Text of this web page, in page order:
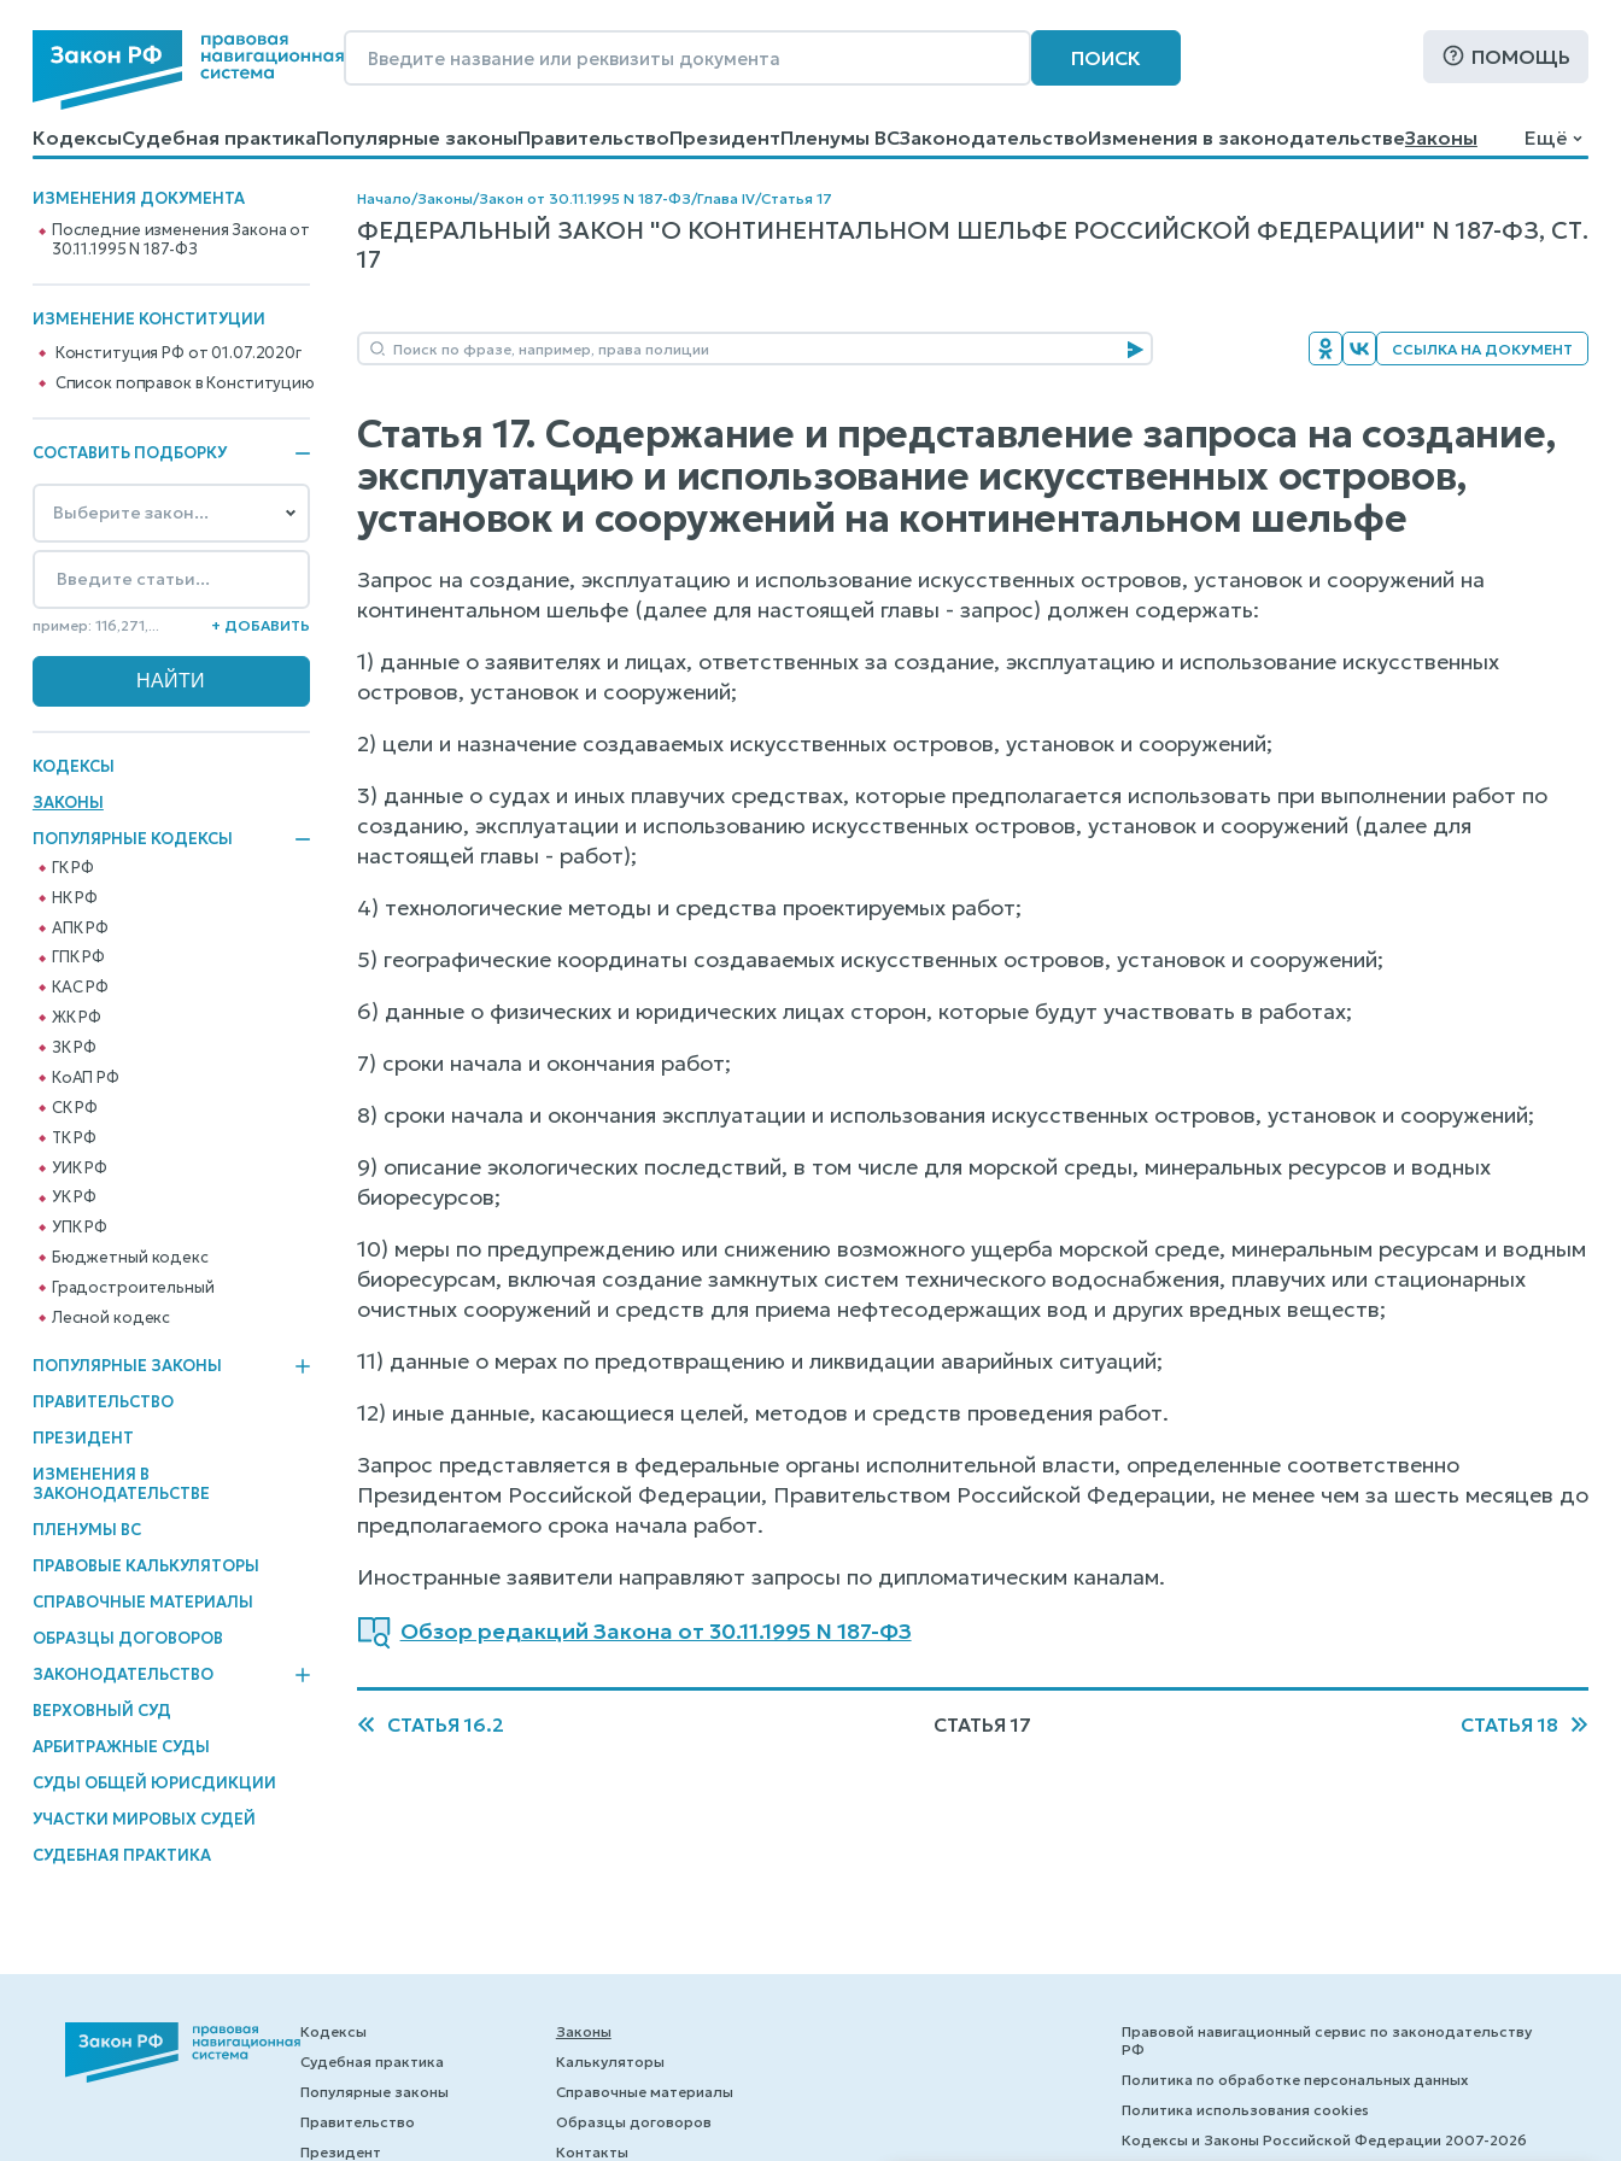
ПОИСК ПОМОЩЬ
КодексыСудебная практикаПопулярные законыПравительствоПрезидентПленумы ВСЗаконодательствоИзменения в законодательствеЗаконы
КалькуляторыСправочные материалыОбразцы договоровКонтактыПомощьПоиск
Ещё
ИЗМЕНЕНИЯ ДОКУМЕНТА
Последние изменения Закона от
30.11.1995 N 187-ФЗ
ИЗМЕНЕНИЕ КОНСТИТУЦИИ
Конституция РФ от 01.07.2020г
Cписок поправок в Конституцию
СОСТАВИТЬ ПОДБОРКУ
пример: 116,271,... + ДОБАВИТЬ
КОДЕКСЫ
ЗАКОНЫ
ПОПУЛЯРНЫЕ КОДЕКСЫ
ГК РФ
НК РФ
АПК РФ
ГПК РФ
КАС РФ
ЖК РФ
ЗК РФ
КоАП РФ
СК РФ
ТК РФ
УИК РФ
УК РФ
УПК РФ
Бюджетный кодекс
Градостроительный
Лесной кодекс
ПОПУЛЯРНЫЕ ЗАКОНЫ
ПРАВИТЕЛЬСТВО
ПРЕЗИДЕНТ
ИЗМЕНЕНИЯ В
ЗАКОНОДАТЕЛЬСТВЕ
ПЛЕНУМЫ ВС
ПРАВОВЫЕ КАЛЬКУЛЯТОРЫ
СПРАВОЧНЫЕ МАТЕРИАЛЫ
ОБРАЗЦЫ ДОГОВОРОВ
ЗАКОНОДАТЕЛЬСТВО
ВЕРХОВНЫЙ СУД
АРБИТРАЖНЫЕ СУДЫ
СУДЫ ОБЩЕЙ ЮРИСДИКЦИИ
УЧАСТКИ МИРОВЫХ СУДЕЙ
СУДЕБНАЯ ПРАКТИКА
Начало/Законы/Закон от 30.11.1995 N 187-ФЗ/Глава IV/Статья 17
ФЕДЕРАЛЬНЫЙ ЗАКОН "О КОНТИНЕНТАЛЬНОМ ШЕЛЬФЕ РОССИЙСКОЙ ФЕДЕРАЦИИ" N 187-ФЗ, СТ.
17
ССЫЛКА НА ДОКУМЕНТ
Статья 17. Содержание и представление запроса на создание,
эксплуатацию и использование искусственных островов,
установок и сооружений на континентальном шельфе
Запрос на создание, эксплуатацию и использование искусственных островов, установок и сооружений на
континентальном шельфе (далее для настоящей главы - запрос) должен содержать:
1) данные о заявителях и лицах, ответственных за создание, эксплуатацию и использование искусственных
островов, установок и сооружений;
2) цели и назначение создаваемых искусственных островов, установок и сооружений;
3) данные о судах и иных плавучих средствах, которые предполагается использовать при выполнении работ по
созданию, эксплуатации и использованию искусственных островов, установок и сооружений (далее для
настоящей главы - работ);
4) технологические методы и средства проектируемых работ;
5) географические координаты создаваемых искусственных островов, установок и сооружений;
6) данные о физических и юридических лицах сторон, которые будут участвовать в работах;
7) сроки начала и окончания работ;
8) сроки начала и окончания эксплуатации и использования искусственных островов, установок и сооружений;
9) описание экологических последствий, в том числе для морской среды, минеральных ресурсов и водных
биоресурсов;
10) меры по предупреждению или снижению возможного ущерба морской среде, минеральным ресурсам и водным
биоресурсам, включая создание замкнутых систем технического водоснабжения, плавучих или стационарных
очистных сооружений и средств для приема нефтесодержащих вод и других вредных веществ;
11) данные о мерах по предотвращению и ликвидации аварийных ситуаций;
12) иные данные, касающиеся целей, методов и средств проведения работ.
Запрос представляется в федеральные органы исполнительной власти, определенные соответственно
Президентом Российской Федерации, Правительством Российской Федерации, не менее чем за шесть месяцев до
предполагаемого срока начала работ.
Иностранные заявители направляют запросы по дипломатическим каналам.
Обзор редакций Закона от 30.11.1995 N 187-ФЗ
СТАТЬЯ 16.2 СТАТЬЯ 17 СТАТЬЯ 18
Кодексы
Судебная практика
Популярные законы
Правительство
Президент
Законы
Калькуляторы
Справочные материалы
Образцы договоров
Контакты
Правовой навигационный сервис по законодательству
РФ
Политика по обработке персональных данных
Политика использования cookies
Кодексы и Законы Российской Федерации 2007-2026